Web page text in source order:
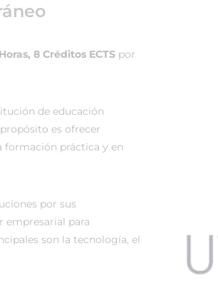
8 Créditos ECTS por
de educación
es ofrecer
formación práctica y en
por sus
empresarial para
son la tecnología, el